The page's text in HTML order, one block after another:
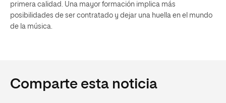
primera calidad. Una mayor formación implica más
posibilidades de ser contratado y dejar una huella en el mundo
de la música.
Comparte esta noticia